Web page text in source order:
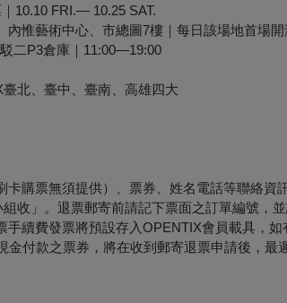
10.10 FRI.— 10.25 SAT.
內惟藝術中心、市總圖7樓｜每日該場地首場
二P3倉庫｜11:00—19:00
北、臺中、臺南、高雄四大
卡購票無須提供）、票券、姓名電話等聯絡
收」。退票郵寄前請記下票面之訂單編號，並
續費發票將預設存入OPENTIX會員載具，如
金付款之票券，將在收到郵寄退票申請後，